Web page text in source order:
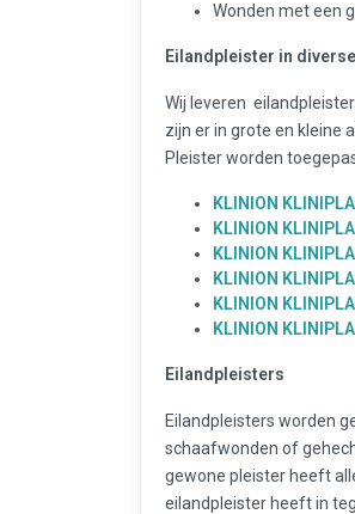
Wonden met een
Eilandpleister in
Wij leveren
zijn er in grote en kleine
Pleister worden
KLINION
KLINION
KLINION
KLINION
KLINION
KLINION
Eilandpleisters
Eilandpleisters worden
schaafwonden of
gewone pleister heeft
eilandpleister heeft in